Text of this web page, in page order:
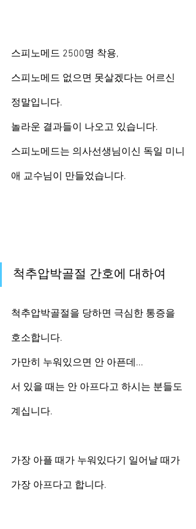
스피노메드 2500명 착용,
스피노메드 없으면 못살겠다는 어르신
정말입니다.
놀라운 결과들이 나오고 있습니다.
스피노메드는 의사선생님이신 독일 미니
애 교수님이 만들었습니다.
척추압박골절 간호에 대하여
척추압박골절을 당하면 극심한 통증을
호소합니다.
가만히 누워있으면 안 아픈데...
서 있을 때는 안 아프다고 하시는 분들도
계십니다.
가장 아플 때가 누워있다기 일어날 때가
가장 아프다고 합니다.